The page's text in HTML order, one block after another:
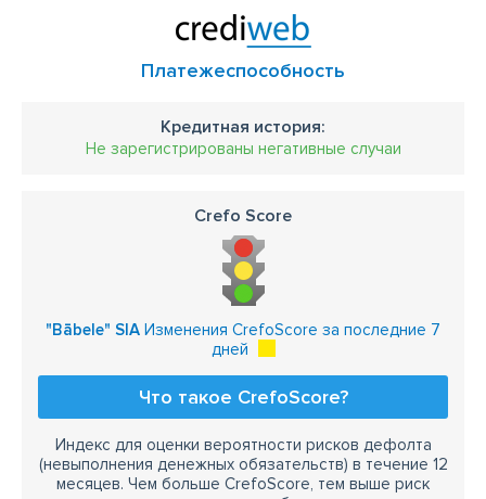
Платежеспособность
Кредитная история:
Не зарегистрированы негативные случаи
Crefo Score
"Bābele" SIA Изменения CrefoScore за последние 7
дней
Что такое CrefoScore?
Индекс для оценки вероятности рисков дефолта
(невыполнения денежных обязательств) в течение 12
месяцев. Чем больше CrefoScore, тем выше риск